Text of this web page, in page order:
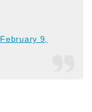
February 9,